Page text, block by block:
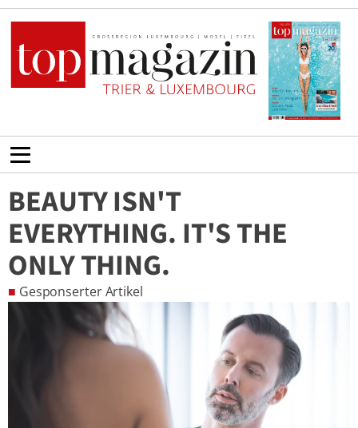
BEAUTY ISN'T
EVERYTHING. IT'S THE
ONLY THING.
■ Gesponserter Artikel